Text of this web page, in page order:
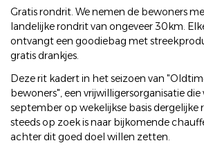
Gratis rondrit. We nemen de bewoners
landelijke rondrit van ongeveer 30km.
ontvangt een goodiebag met
gratis drankjes.
Deze rit kadert in het seizoen van
bewoners", een vrijwilligersorganisatie
september op wekelijkse basis dergelijke
steeds op zoek is naar bijkomende
achter dit goed doel willen zetten.